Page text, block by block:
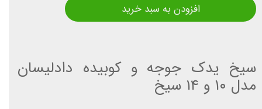
سیخ یدک جوجه و کوبیده دادلیسان
مدل ۱۰ و ۱۴ سیخ
افزودن به سبد خرید